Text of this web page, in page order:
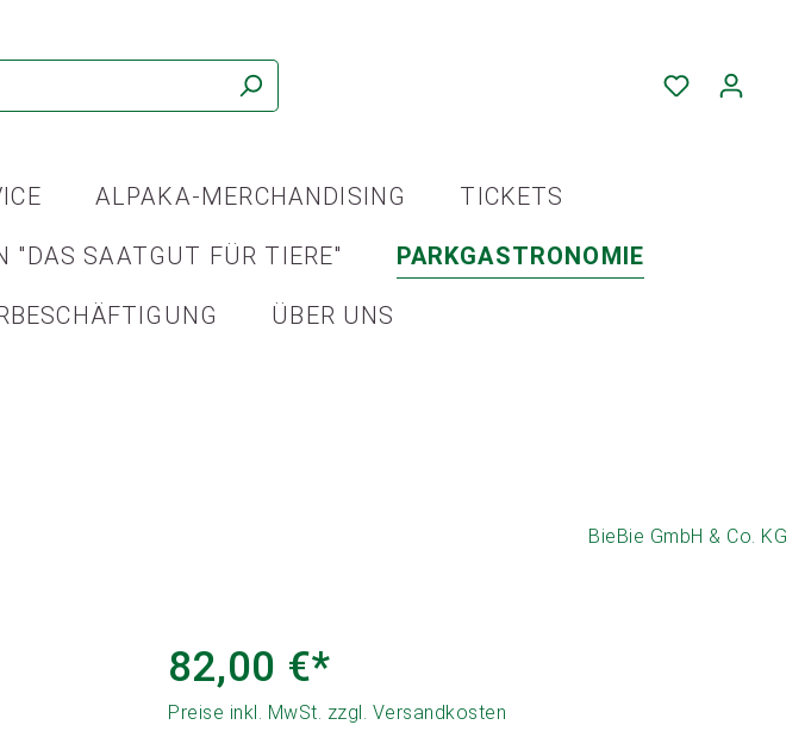
ALPAKA-MERCHANDISING TICKETS
"DAS SAATGUT FÜR TIERE" PARKGASTRONOMIE
ÜBER UNS
BieBie GmbH & Co. KG
82,00 €*
Preise inkl. MwSt. zzgl. Versandkosten